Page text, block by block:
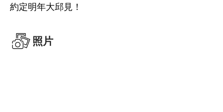
約定明年大邱見！
照片